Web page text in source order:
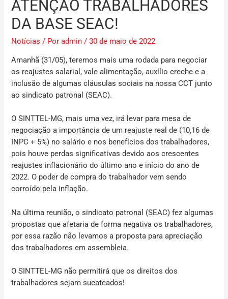
ATENÇÃO TRABALHADORES
DA BASE SEAC!
Notícias / Poradmin /30 de maio de 2022
Amanhã (31/05), teremos mais uma rodada para negociar
os reajustes salarial, vale alimentação, auxílio creche e a
inclusão de algumas cláusulas sociais na nossa CCT junto
ao sindicato patronal (SEAC).
O SINTTEL-MG, mais uma vez, irá levar para mesa de
negociação a importância de um reajuste real de (10,16 de
INPC + 5%) no salário e nos benefícios dos trabalhadores,
pois houve perdas significativas devido aos crescentes
reajustes inflacionário do último ano e início do ano de
2022. O poder de compra do trabalhador vem sendo
corroído pela inflação.
Na última reunião, o sindicato patronal (SEAC) fez algumas
propostas que afetaria de forma negativa os trabalhadores,
por essa razão não levamos a proposta para apreciação
dos trabalhadores em assembleia.
O SINTTEL-MG não permitirá que os direitos dos
trabalhadores sejam sucateados!